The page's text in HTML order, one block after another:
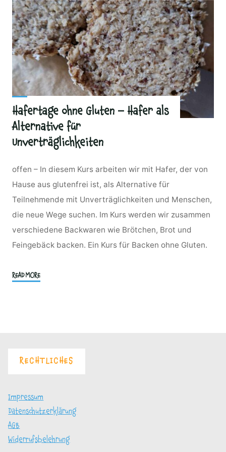
Hafertage ohne Gluten – Hafer als
Alternative für
Unverträglichkeiten
offen – In diesem Kurs arbeiten wir mit Hafer, der von
Hause aus glutenfrei ist, als Alternative für
Teilnehmende mit Unverträglichkeiten und Menschen,
die neue Wege suchen. Im Kurs werden wir zusammen
verschiedene Backwaren wie Brötchen, Brot und
Feingebäck backen. Ein Kurs für Backen ohne Gluten.
READ MORE"Hafertage
für
RECHTLICHES
Impressum
Datenschutzerklärung
AGB
Widerrufsbelehrung